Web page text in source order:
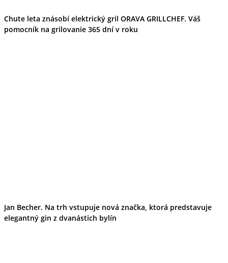
Chute leta znásobí elektrický gril ORAVA GRILLCHEF. Váš
pomocník na grilovanie 365 dní v roku
Jan Becher. Na trh vstupuje nová značka, ktorá predstavuje
elegantný gin z dvanástich bylín